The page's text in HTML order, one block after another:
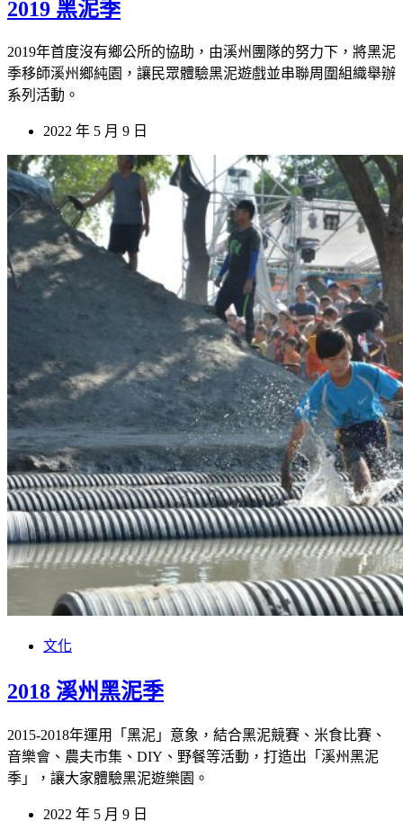
2019 黑泥季
2019年首度沒有鄉公所的協助，由溪州團隊的努力下，將黑泥
季移師溪州鄉純園，讓民眾體驗黑泥遊戲並串聯周圍組織舉辦
系列活動。
2022 年 5 月 9 日
文化
2018 溪州黑泥季
2015-2018年運用「黑泥」意象，結合黑泥競賽、米食比賽、
音樂會、農夫市集、DIY、野餐等活動，打造出「溪州黑泥
季」，讓大家體驗黑泥遊樂園。
2022 年 5 月 9 日